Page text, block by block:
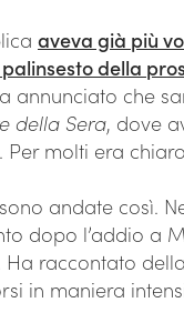
aveva già più
della
annunciato che
della Sera, dove
. Per molti era
andate così.
dopo l’addio a
Ha raccontato
in maniera